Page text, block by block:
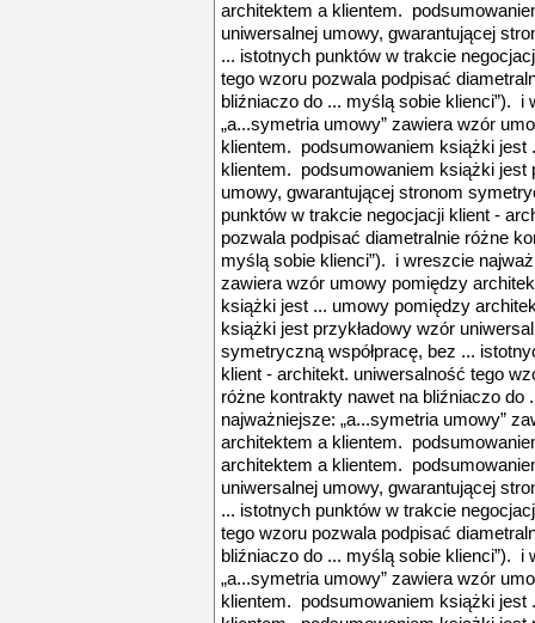
architektem a klientem.
uniwersalnej umowy, gwarantującej
... istotnych punktów w trakcie
tego wzoru pozwala podpisać
bliźniaczo do ... myślą sobie klienci”). i
„a...symetria umowy” zawiera wzór
klientem. podsumowaniem książki
klientem. podsumowaniem książki jest
umowy, gwarantującej stronom
punktów w trakcie negocjacji klient -
pozwala podpisać diametralnie różne
myślą sobie klienci”). i wreszcie
zawiera wzór umowy pomiędzy
książki jest ... umowy pomiędzy
książki jest przykładowy wzór
symetryczną współpracę, bez ...
klient - architekt. uniwersalność tego
różne kontrakty nawet na bliźniaczo
najważniejsze: „a...symetria umowy”
architektem a klientem.
architektem a klientem.
uniwersalnej umowy, gwarantującej
... istotnych punktów w trakcie
tego wzoru pozwala podpisać
bliźniaczo do ... myślą sobie klienci”). i
„a...symetria umowy” zawiera wzór
klientem. podsumowaniem książki